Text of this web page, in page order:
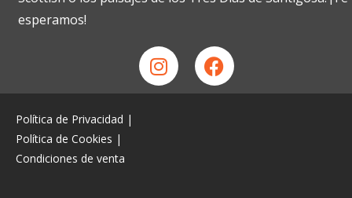
esperamos!
Política de Privacidad |
Política de Cookies |
Condiciones de venta